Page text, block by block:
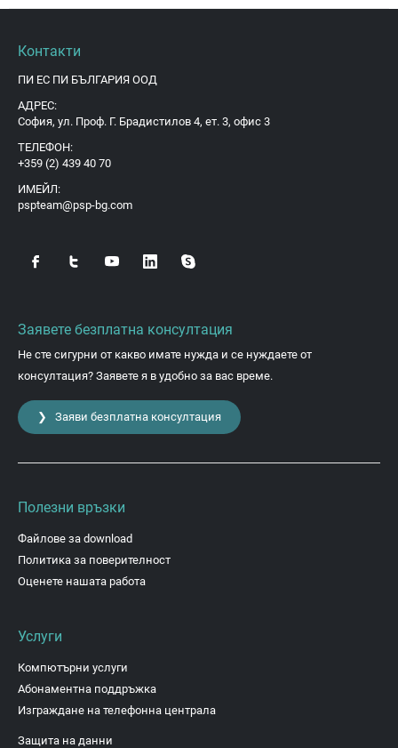
Контакти
ПИ ЕС ПИ БЪЛГАРИЯ ООД
АДРЕС:
София, ул. Проф. Г. Брадистилов 4, ет. 3, офис 3
ТЕЛЕФОН:
+359 (2) 439 40 70
ИМЕЙЛ:
pspteam@psp-bg.com
Заявете безплатна консултация
Не сте сигурни от какво имате нужда и се нуждаете от
консултация? Заявете я в удобно за вас време.
❯ Заяви безплатна консултация
Полезни връзки
Файлове за download
Политика за поверителност
Оценете нашата работа
Услуги
Компютърни услуги
Абонаментна поддръжка
Изграждане на телефонна централа
Защита на данни